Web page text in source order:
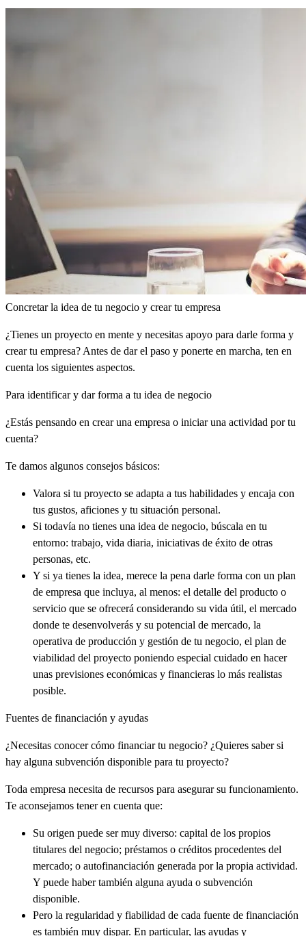
Concretar la idea de tu negocio y crear tu empresa
¿Tienes un proyecto en mente y necesitas apoyo para darle forma y
crear tu empresa? Antes de dar el paso y ponerte en marcha, ten en
cuenta los siguientes aspectos.
Para identificar y dar forma a tu idea de negocio
¿Estás pensando en crear una empresa o iniciar una actividad por tu
cuenta?
Te damos algunos consejos básicos:
Valora si tu proyecto se adapta a tus habilidades y encaja con
tus gustos, aficiones y tu situación personal.
Si todavía no tienes una idea de negocio, búscala en tu
entorno: trabajo, vida diaria, iniciativas de éxito de otras
personas, etc.
Y si ya tienes la idea, merece la pena darle forma con un plan
de empresa que incluya, al menos: el detalle del producto o
servicio que se ofrecerá considerando su vida útil, el mercado
donde te desenvolverás y su potencial de mercado, la
operativa de producción y gestión de tu negocio, el plan de
viabilidad del proyecto poniendo especial cuidado en hacer
unas previsiones económicas y financieras lo más realistas
posible.
Fuentes de financiación y ayudas
¿Necesitas conocer cómo financiar tu negocio? ¿Quieres saber si
hay alguna subvención disponible para tu proyecto?
Toda empresa necesita de recursos para asegurar su funcionamiento.
Te aconsejamos tener en cuenta que:
Su origen puede ser muy diverso: capital de los propios
titulares del negocio; préstamos o créditos procedentes del
mercado; o autofinanciación generada por la propia actividad.
Y puede haber también alguna ayuda o subvención
disponible.
Pero la regularidad y fiabilidad de cada fuente de financiación
es también muy dispar. En particular, las ayudas y